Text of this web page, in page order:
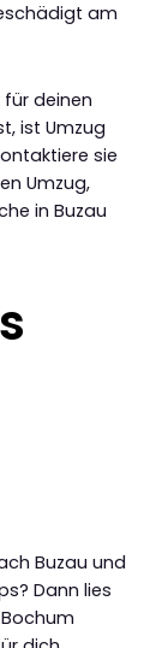
am
deinen
ist Umzug
sie
Umzug,
in Buzau
Buzau und
Dann lies